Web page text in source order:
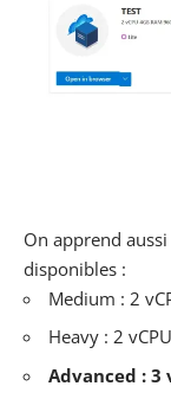
On apprend
disponibles :
Medium : 2
Heavy : 2
Advanced : 3